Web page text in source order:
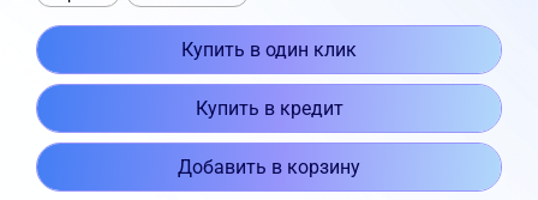
Купить в один клик
Купить в кредит
Добавить в корзину